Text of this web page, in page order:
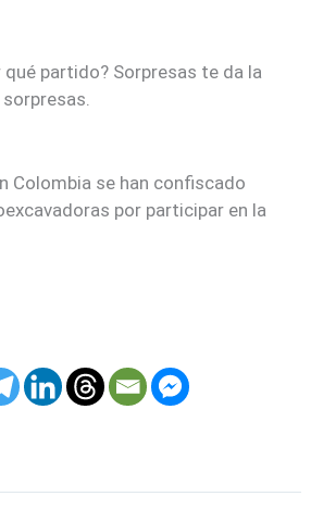
partido? Sorpresas te da la
Colombia se han confiscado
por participar en la